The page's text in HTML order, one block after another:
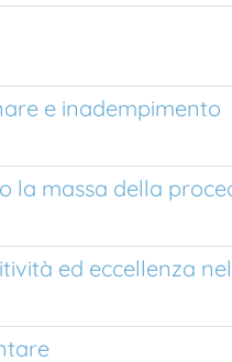
e inadempimento
la massa della
ed eccellenza